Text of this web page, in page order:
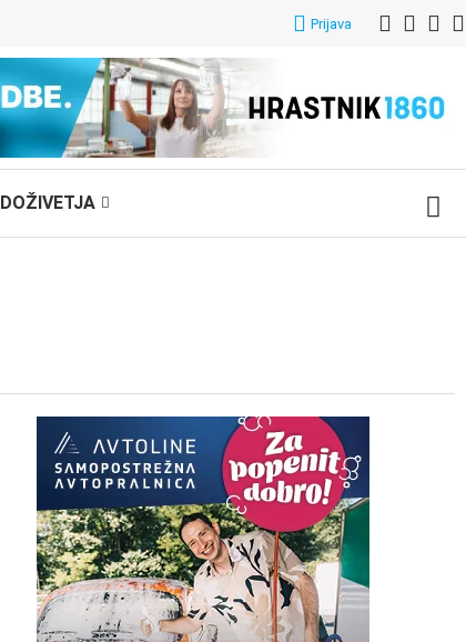
Prijava
DOŽIVETJA